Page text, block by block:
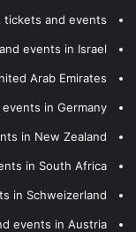
tickets and events
events in Israel
Arab Emirates
in Germany
in New Zealand
in South Africa
in Schweizerland
events in Austria